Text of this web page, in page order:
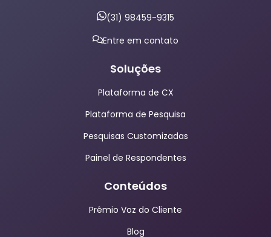
(31) 98459-9315
Entre em contato
Soluções
Plataforma de CX
Plataforma de Pesquisa
Pesquisas Customizadas
Painel de Respondentes
Conteúdos
Prêmio Voz do Cliente
Blog